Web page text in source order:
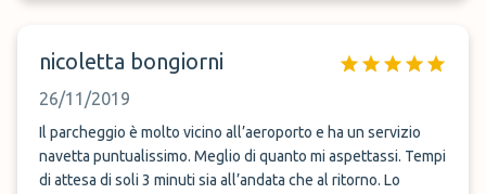
nicoletta bongiorni
26/11/2019
Il parcheggio è molto vicino all’aeroporto e ha un servizio
navetta puntualissimo. Meglio di quanto mi aspettassi. Tempi
di attesa di soli 3 minuti sia all’andata che al ritorno. Lo